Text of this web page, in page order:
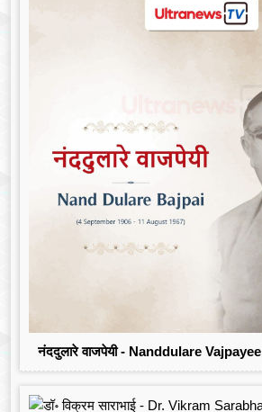
नंददुलारे वाजपेयी - Nanddulare Vajpayee